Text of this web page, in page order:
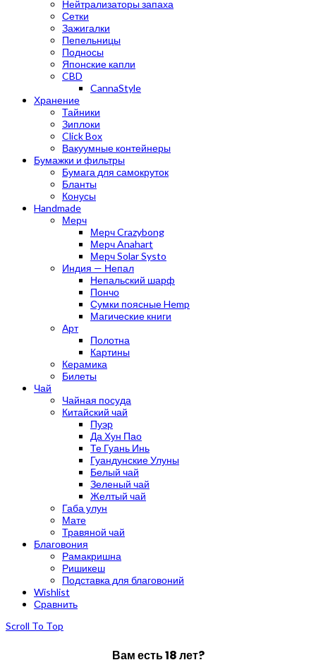
Нейтрализаторы запаха
Сетки
Зажигалки
Пепельницы
Подносы
Японские капли
CBD
CannaStyle
Хранение
Тайники
Зиплоки
Click Box
Вакуумные контейнеры
Бумажки и фильтры
Бумага для самокруток
Бланты
Конусы
Handmade
Мерч
Мерч Crazybong
Мерч Anahart
Мерч Solar Systo
Индия — Непал
Непальский шарф
Пончо
Сумки поясные Hemp
Магические книги
Арт
Полотна
Картины
Керамика
Билеты
Чай
Чайная посуда
Китайский чай
Пуэр
Да Хун Пао
Те Гуань Инь
Гуандунские Улуны
Белый чай
Зеленый чай
Желтый чай
Габа улун
Мате
Травяной чай
Благовония
Рамакришна
Ришикеш
Подставка для благовоний
Wishlist
Сравнить
Scroll To Top
Вам есть 18 лет?